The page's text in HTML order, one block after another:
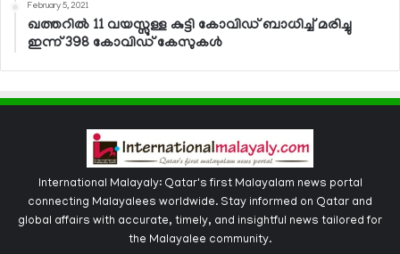
February 5, 2021
ഖത്തറില്‍ 11 വയസ്സുള്ള കുട്ടി കോവിഡ് ബാധിച്ച് മരിച്ചു
ഇന്ന് 398 കോവിഡ് കേസുകള്‍
International Malayaly: Qatar's first Malayalam news portal
connecting Malayalees worldwide. Stay informed on Qatar and
global affairs with accurate, timely, and insightful news tailored for
the Malayalee community.